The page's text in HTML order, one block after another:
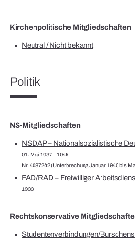
Kirchenpolitische Mitgliedschaften
Neutral / Nicht bekannt
Politik
NS-Mitgliedschaften
NSDAP – Nationalsozialistische
01. Mai 1937 – 1945
Nr. 4087242 (Unterbrechung Januar 1940 bis
FAD/RAD – Freiwilliger
1933
Rechtskonservative
Studentenverbindungen/